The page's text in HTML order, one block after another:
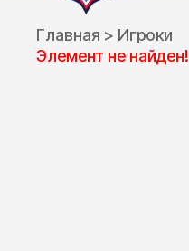
Главная > Игроки
Элемент не найден!